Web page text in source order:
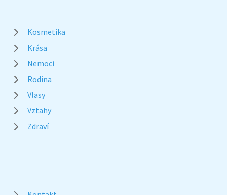
Kosmetika
Krása
Nemoci
Rodina
Vlasy
Vztahy
Zdraví